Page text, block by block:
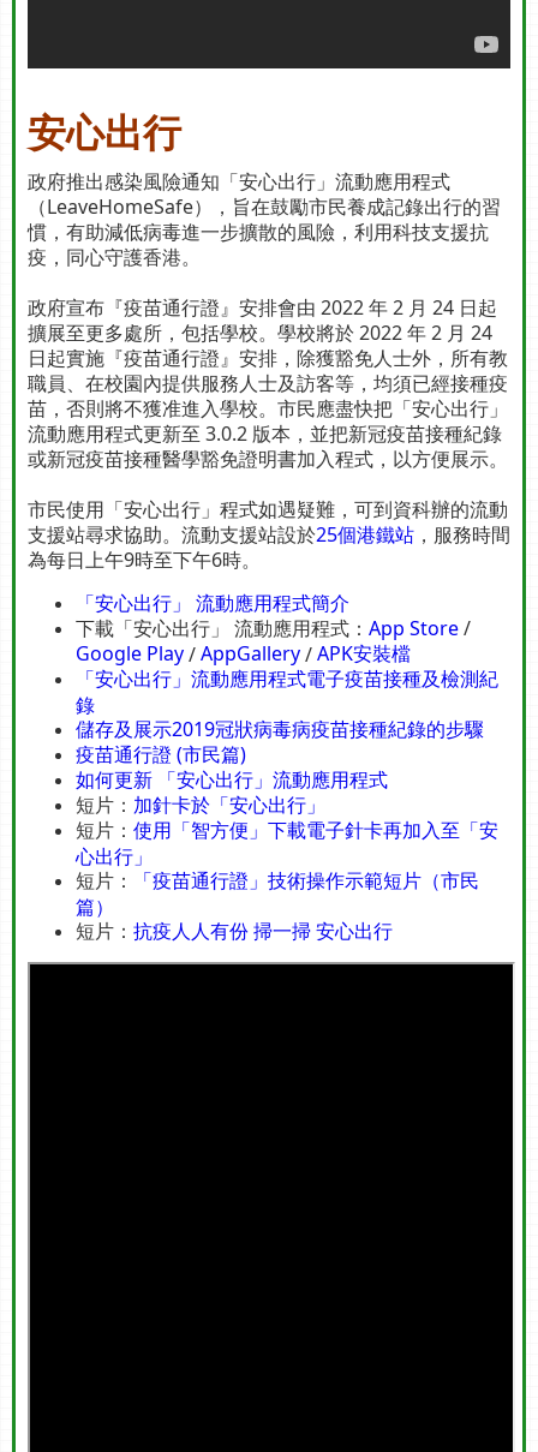
安心出行
政府推出感染風險通知「安心出行」流動應用程式
（LeaveHomeSafe），旨在鼓勵市民養成記錄出行的習
慣，有助減低病毒進一步擴散的風險，利用科技支援抗
疫，同心守護香港。
政府宣布『疫苗通行證』安排會由 2022 年 2 月 24 日起
擴展至更多處所，包括學校。學校將於 2022 年 2 月 24
日起實施『疫苗通行證』安排，除獲豁免人士外，所有教
職員、在校園內提供服務人士及訪客等，均須已經接種疫
苗，否則將不獲准進入學校。 市民應盡快把「安心出行」
流動應用程式更新至 3.0.2 版本，並把新冠疫苗接種紀錄
或新冠疫苗接種醫學豁免證明書加入程式，以方便展示。
市民使用「安心出行」程式如遇疑難，可到資科辦的流動
支援站尋求協助。流動支援站設於25個港鐵站 ，服務時間
為每日上午9時至下午6時。
「安心出行」 流動應用程式簡介
下載「安心出行」 流動應用程式： App Store/
Google Play / AppGallery / APK安裝檔
「安心出行」流動應用程式電子疫苗接種及檢測紀
錄
儲存及展示2019冠狀病毒病疫苗接種紀錄的步驟
疫苗通行證 (市民篇)
如何更新 「安心出行」流動應用程式
短片： 加針卡於「安心出行」
短片： 使用「智方便」下載電子針卡再加入至「安
心出行」
短片： 「疫苗通行證」技術操作示範短片（市民
篇）
短片： 抗疫人人有份 掃一掃 安心出行